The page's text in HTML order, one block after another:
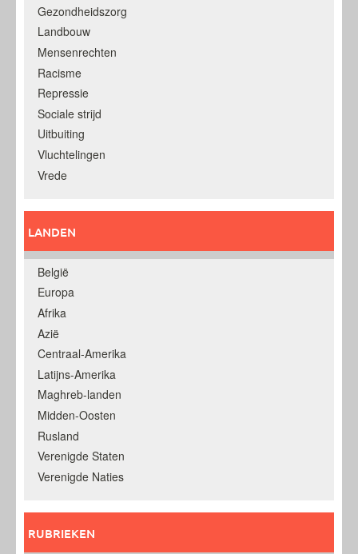
Gezondheidszorg
Landbouw
Mensenrechten
Racisme
Repressie
Sociale strijd
Uitbuiting
Vluchtelingen
Vrede
LANDEN
België
Europa
Afrika
Azië
Centraal-Amerika
Latijns-Amerika
Maghreb-landen
Midden-Oosten
Rusland
Verenigde Staten
Verenigde Naties
RUBRIEKEN